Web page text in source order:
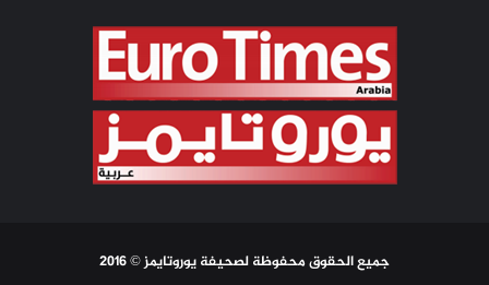
جميع الحقوق محفوظة لصحيفة يوروتايمز © 2016